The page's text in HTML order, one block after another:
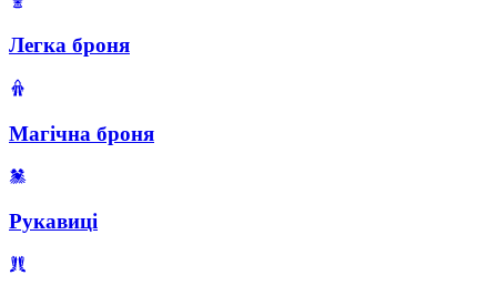
Легка броня
Магічна броня
Рукавиці